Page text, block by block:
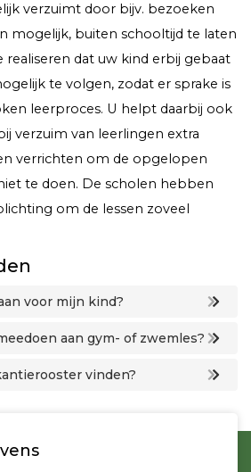
verzuimt door bijv. bezoeken
mogelijk, buiten schooltijd te laten
realiseren dat uw kind erbij gebaat
te volgen, zodat er sprake is
leerproces. U helpt daarbij ook
verzuim van leerlingen extra
verrichten om de opgelopen
te doen. De scholen hebben
om de lessen zoveel
voor mijn kind?
aan gym- of zwemles?
vinden?